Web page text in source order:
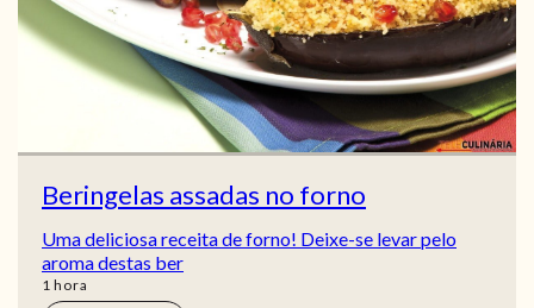
Beringelas assadas no forno
Uma deliciosa receita de forno! Deixe-se levar pelo
aroma destas ber
1 hora
hora